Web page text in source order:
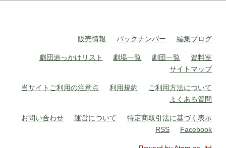
販売情報 バックナンバー 編集ブログ
劇団追っかけリスト 劇場一覧 劇団一覧
資料室
サイトマップ
当サイトご利用の注意点 利用規約
ご利用方法について
よくある質問
お問い合わせ 運営について
特定商取引法に基づく表示
RSS
Facebook